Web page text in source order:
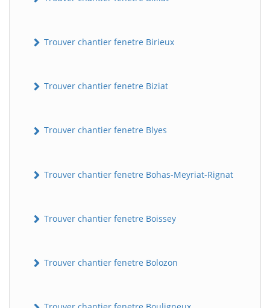
Trouver chantier fenetre Birieux
Trouver chantier fenetre Biziat
Trouver chantier fenetre Blyes
Trouver chantier fenetre Bohas-Meyriat-Rignat
Trouver chantier fenetre Boissey
Trouver chantier fenetre Bolozon